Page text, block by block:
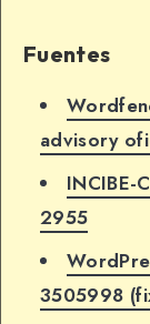
Fuentes
advisory
INCIBE-
2955
3505998